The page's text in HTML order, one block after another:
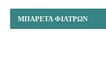
ΜΠΑΡΈΤΑ ΦΊΛΤΡΩΝ